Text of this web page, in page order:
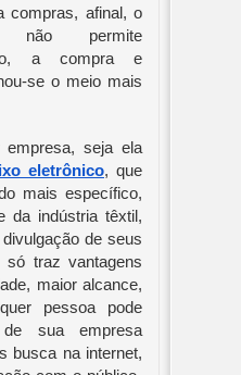
compras, afinal, o
não permite
a compra e
se o meio mais
empresa, seja ela
eletrônico, que
mais específico,
da indústria têxtil,
de seus
só traz vantagens
maior alcance,
pessoa pode
sua empresa
busca na internet,